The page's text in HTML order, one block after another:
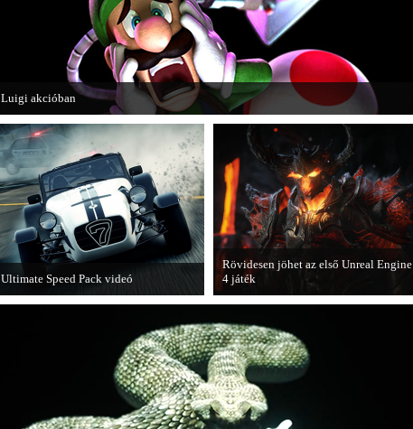
Luigi akcióban
A Nintendo 3DS-re készülő Luigi's Mansion: Dark Moon újabb képeken mutatja meg
magát.
Ultimate Speed Pack videó
Wanted első nagyobb kiegészítő
Rövidesen jöhet az első Unreal Engine
4 játék
Epic Games legújabb motorját, az
Unreal Engine 4-et fogja használni.